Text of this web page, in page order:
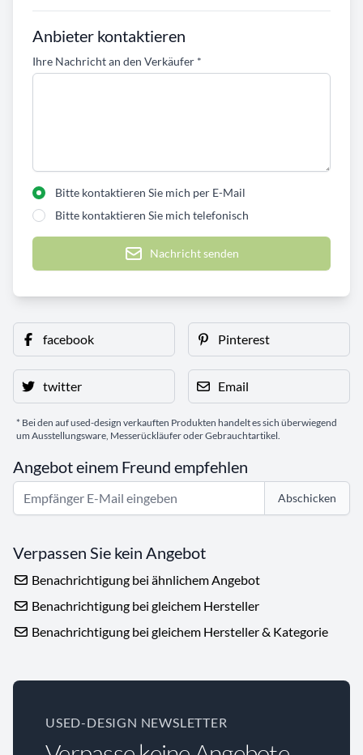
Anbieter kontaktieren
Ihre Nachricht an den Verkäufer *
Bitte kontaktieren Sie mich per E-Mail
Bitte kontaktieren Sie mich telefonisch
Nachricht senden
facebook Pinterest
twitter Email
* Bei den auf used-design verkauften Produkten handelt es sich überwiegend
um Ausstellungsware, Messerückläufer oder Gebrauchtartikel.
Angebot einem Freund empfehlen
Abschicken
Verpassen Sie kein Angebot
Benachrichtigung bei ähnlichem Angebot
Benachrichtigung bei gleichem Hersteller
Benachrichtigung bei gleichem Hersteller & Kategorie
USED-DESIGN NEWSLETTER